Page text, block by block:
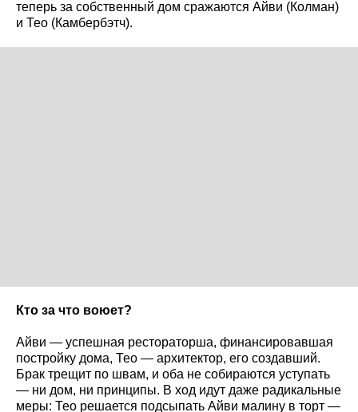
теперь за собственный дом сражаются Айви (Колман)
и Тео (Камбербэтч).
Кто за что воюет?
Айви — успешная рестораторша, финансировавшая
постройку дома, Тео — архитектор, его создавший.
Брак трещит по швам, и оба не собираются уступать
— ни дом, ни принципы. В ход идут даже радикальные
меры: Тео решается подсыпать Айви малину в торт —